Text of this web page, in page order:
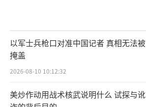
以军士兵枪口对准中国记者 真相无法被
掩盖
2026-08-10 10:12:32
美炒作动用战术核武说明什么 试探与讹